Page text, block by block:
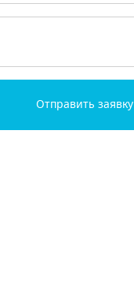
Отправить заявку